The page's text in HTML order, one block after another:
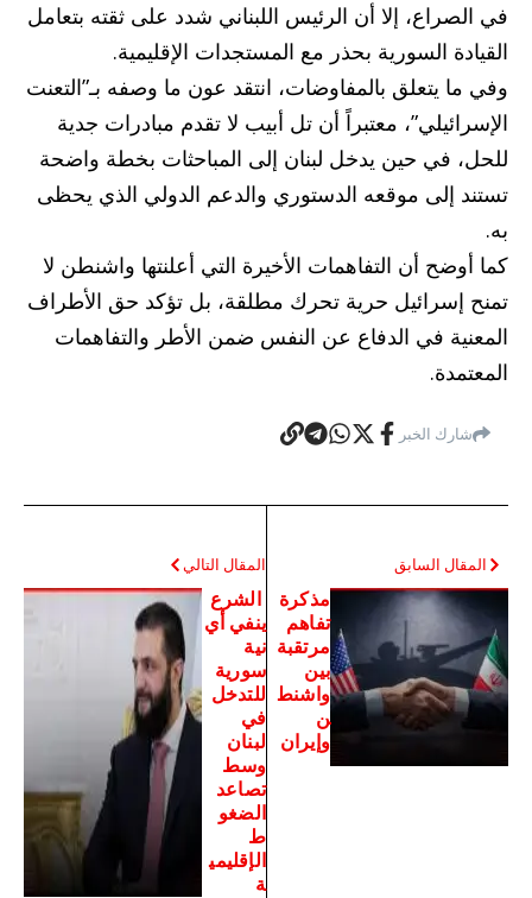
في الصراع، إلا أن الرئيس اللبناني شدد على ثقته بتعامل
القيادة السورية بحذر مع المستجدات الإقليمية.
وفي ما يتعلق بالمفاوضات، انتقد عون ما وصفه بـ”التعنت
الإسرائيلي”، معتبراً أن تل أبيب لا تقدم مبادرات جدية
للحل، في حين يدخل لبنان إلى المباحثات بخطة واضحة
تستند إلى موقعه الدستوري والدعم الدولي الذي يحظى
به.
كما أوضح أن التفاهمات الأخيرة التي أعلنتها واشنطن لا
تمنح إسرائيل حرية تحرك مطلقة، بل تؤكد حق الأطراف
المعنية في الدفاع عن النفس ضمن الأطر والتفاهمات
المعتمدة.
شارك الخبر
المقال السابق
مذكرة
تفاهم
مرتقبة
بين
واشنط
ن
وإيران
المقال التالي
الشرع
ينفي أي
نية
سورية
للتدخل
في
لبنان
وسط
تصاعد
الضغو
ط
الإقليمي
ة